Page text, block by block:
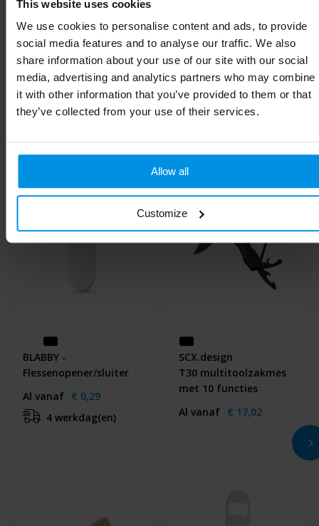
This website uses cookies
We use cookies to personalise content and ads, to provide
social media features and to analyse our traffic. We also
share information about your use of our site with our social
media, advertising and analytics partners who may combine
it with other information that you’ve provided to them or that
they’ve collected from your use of their services.
Allow all
Customize
Lengte 17.5 cm
Gerelateerde producten
BLABBY -
Flessenopener/sluiter
Al vanaf € 0,29
4 werkdag(en)
SCX.design
T30 multitoolzakmes
met 10 functies
Al vanaf € 17,02